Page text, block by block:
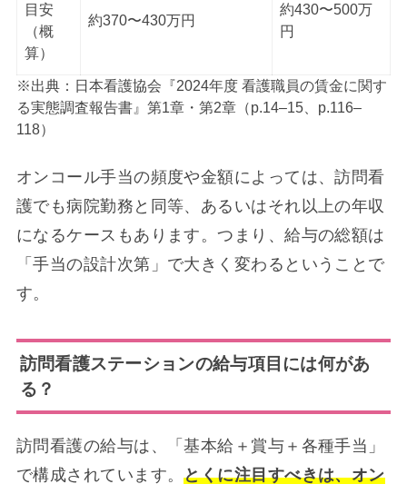
※出典：日本看護協会『2024年度 看護職員の賃金に関す
る実態調査報告書』第1章・第2章（p.14–15、p.116–
118）
目安
（概
算）
約370〜430万円
約430〜500万
円
オンコール手当の頻度や金額によっては、訪問看
護でも病院勤務と同等、あるいはそれ以上の年収
になるケースもあります。つまり、給与の総額は
「手当の設計次第」で大きく変わるということで
す。
訪問看護ステーションの給与項目には何があ
る？
訪問看護の給与は、「基本給＋賞与＋各種手当」
で構成されています。とくに注目すべきは、オン